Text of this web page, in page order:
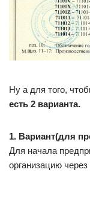
Ну а для того,
есть 2 варианта.
1. Вариант(для
Для начала
организацию